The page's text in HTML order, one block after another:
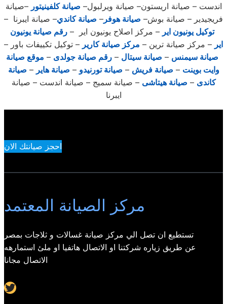
اندست – صيانة اريستون– صيانة ويرلبول– صيانة كلفينيتور –صيانة
فريجيدير – صيانة بوش– صيانة هوفر – صيانة كاندي– صيانة ايبرنا –
توكيل يونيون اير – مركز اصلاح يونيون اير – رقم صيانة يونيون
اير – مركز صيانة ترين – مركز صيانة كارير – توكيل تكييفات باور –
صيانة سيمنس – صيانة سيتال – رقم صيانة جولدى – موقع صيانة
وايت بوينت – صيانة فريش – صيانة تورنيدو – صيانة هاير – صيانة
كاندى – صيانة هيتاشى – صيانة سميج – صيانة اندست – صيانة
ايبرنا
احجز صيانتك الان
مركز الصيانة المعتمد
تستطيع ان تصل الي مركز صيانة غسالات و ثلاجات بمصر
عن طريق زياره شركتنا او الاتصال هاتفيا او ملئ استمارهه
الاتصال مجانا
Twitter